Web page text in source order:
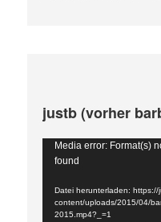
justb (vorher
Video-
Player
Media error: Format(s)
found
Datei herunterladen: https://
content/uploads/2015/04/
2015.mp4?_=1